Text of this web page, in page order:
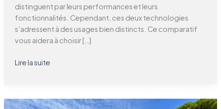
distinguent par leurs performances et leurs
fonctionnalités. Cependant, ces deux technologies
s’adressent à des usages bien distincts. Ce comparatif
vous aidera à choisir […]
Lire la suite
L’évolution